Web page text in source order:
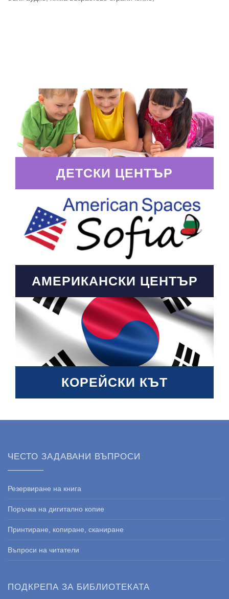
ДЕТСКИ ЦЕНТЪР
АМЕРИКАНСКИ ЦЕНТЪР
КОРЕЙСКИ КЪТ
ЧЕСТО ЗАДАВАНИ ВЪПРОСИ
Резервиране на книга
Поръчка на дигитално копие
Принтиране, копиране, сканиране
Въпроси на читатели
ПОДКРЕПА ЗА БИБЛИОТЕКАТА